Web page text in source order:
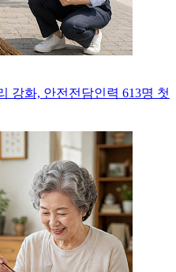
강화, 안전전담인력 613명 첫